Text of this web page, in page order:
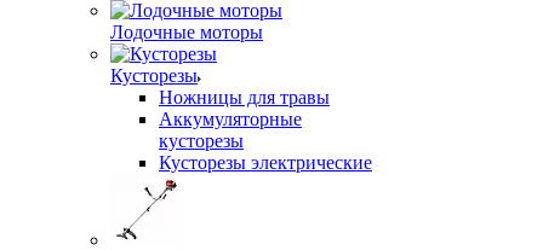
Лодочные моторы
Кусторезы
Ножницы для травы
Аккумуляторные
кусторезы
Кусторезы электрические